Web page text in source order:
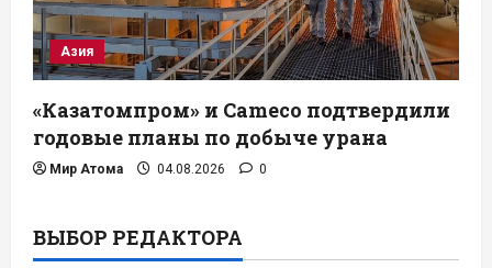
Азия
«Казатомпром» и Cameco подтвердили
годовые планы по добыче урана
Мир Атома 04.08.2026 0
ВЫБОР РЕДАКТОРА